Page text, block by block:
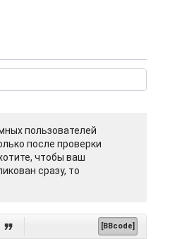
пользователей
после проверки
чтобы ваш
сразу, то
 [BBcode]